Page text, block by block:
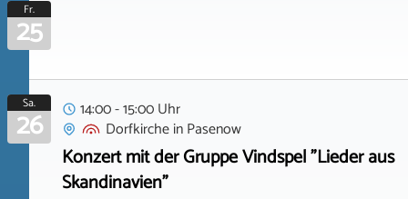
Fr.
25
Sa.
26
14:00 - 15:00 Uhr
DorfkircheinPasenow
Konzert mit der Gruppe Vindspel "Lieder aus
Skandinavien"